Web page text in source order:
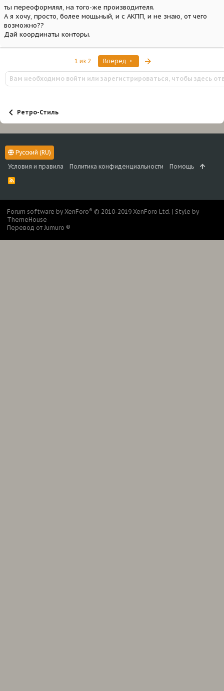
ты переоформлял, на того-же производителя.
А я хочу, просто, более мощьный, и с АКПП, и не знаю, от чего
возможно??
Дай координаты конторы.
1 из 2 Вперед
Вам необходимо войти или зарегистрироваться, чтобы здесь
Ретро-Стиль
Русский (RU)
Условия и правила
Политика конфиденциальности Помощь
R
S
Forum software by XenForo® © 2010-2019 XenForo Ltd. | Style by
ThemeHouse
Перевод от Jumuro ®